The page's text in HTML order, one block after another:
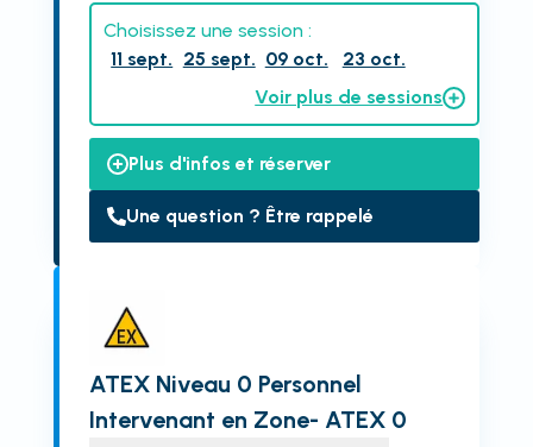
Choisissez une session :
11 sept. 25 sept. 09 oct.
23 oct.
Voir plus de sessions
Plus d'infos et réserver
Une question ? Être rappelé
ATEX Niveau 0 Personnel
Intervenant en Zone- ATEX 0